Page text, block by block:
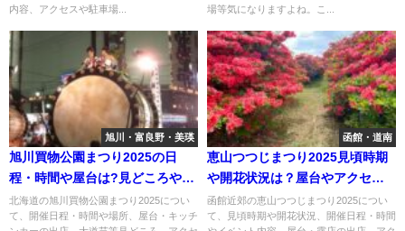
内容、アクセスや駐車場...
場等気になりますよね。こ...
旭川・富良野・美瑛
旭川買物公園まつり2025の日
程・時間や屋台は?見どころやア
クセスや駐車場は？
北海道の旭川買物公園まつり2025につい
て、開催日程・時間や場所、屋台・キッチ
函館・道南
恵山つつじまつり2025見頃時期
や開花状況は？屋台やアクセス
や駐車場は？
函館近郊の恵山つつじまつり2025につい
て、見頃時期や開花状況、開催日程・時間